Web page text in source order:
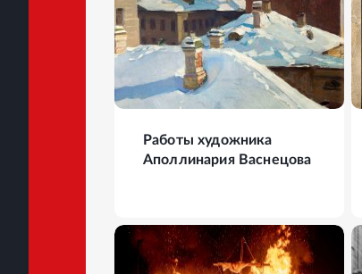
19ФОТО
Работы художника
Аполлинария Васнецова